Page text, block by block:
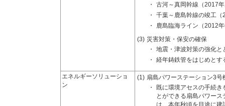
・
古河～真岡幹線（2017
・
千葉～鹿島幹線の竣工（
・
鹿島臨海ライン（2012
(3) 災害対策・保安の確保
・
地震・津波対策の強化
・
経年鋳鉄管をはじめと
エネルギーソリューショ
ン
(1) 扇島パワーステーション3号
・
既に環境アセスの手続
とができる扇島パワー
は、本年秋頃を目途に